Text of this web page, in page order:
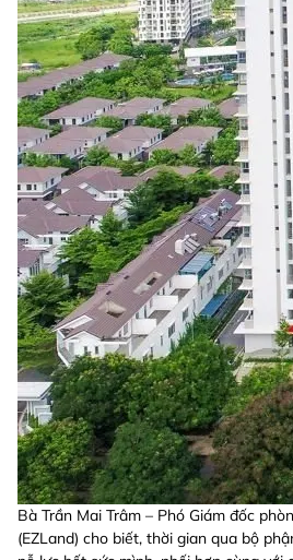
Bà Trần Mai Trâm – Phó Giám đốc
(EZLand) cho biết, thời gian qua bộ